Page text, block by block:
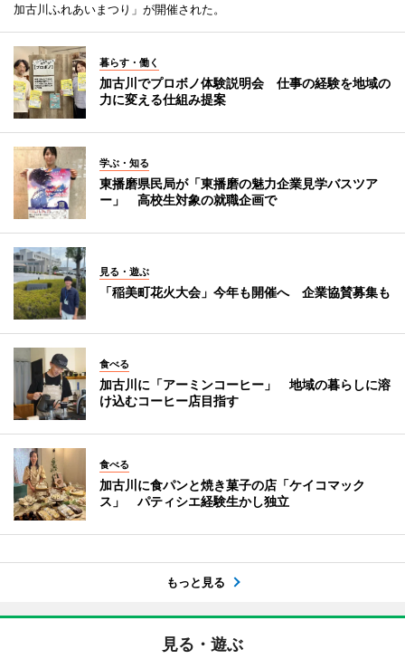
加古川ふれあいまつり」が開催された。
暮らす・働く
加古川でプロボノ体験説明会 仕事の経験を地域の
力に変える仕組み提案
学ぶ・知る
東播磨県民局が「東播磨の魅力企業見学バスツア
ー」 高校生対象の就職企画で
見る・遊ぶ
「稲美町花火大会」今年も開催へ 企業協賛募集も
食べる
加古川に「アーミンコーヒー」 地域の暮らしに溶
け込むコーヒー店目指す
食べる
加古川に食パンと焼き菓子の店「ケイコマック
ス」 パティシエ経験生かし独立
もっと見る
見る・遊ぶ